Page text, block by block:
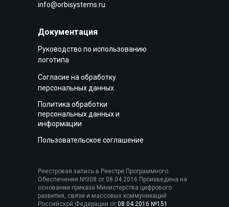
Реестровая запись в Реестре Программного
Обеспечения №308 от 08.04.2016 Произведена на
основании приказа Министерства цифрового
развития, связи и массовых коммуникаций
Российской Федерации от 08.04.2016 №151
Руководство по использованию
логотипа
Согласие на обработку
персональных данных
Пользовательское соглашение
Политика обработки
персональных данных и
информации
info@orbisystems.ru
Документация